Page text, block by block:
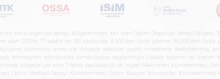
öncü organize sanayi bölgelerinden biri olan Ostim Organize Sanayi Bölgesi
OSTİM, 17 sektör ve 139 işkolunda, 6.500’den fazla işletme, 65.000’den fazla
artırılması amacıyla stratejik sektörler çeşitli modellerle desteklenmiş,
teknolojileri alanlarında uzmanlaşma sağlanmıştır.Yüksek tasarım ve
bölgede yer alan 7 farklı başlıktaki(İş ve inşaat Makineleri Kümelenmesi,
Ostim Medikal Sanayi Kümelenmesi, Ostim Kauçuk Teknolojileri